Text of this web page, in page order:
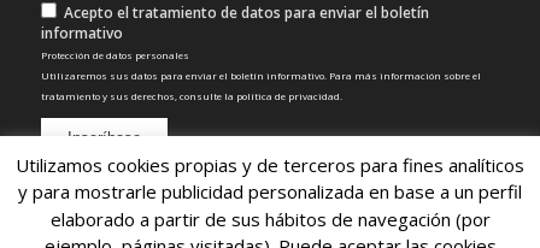
Acepto el tratamiento de datos para enviar el boletín
informativo
Protección de datos personales
Utilizaremos sus datos para enviar el boletín informativo. Para más información sobre el
tratamiento y sus derechos, consulte la política de privacidad
Utilizamos cookies propias y de terceros para fines analíticos
y para mostrarle publicidad personalizada en base a un perfil
elaborado a partir de sus hábitos de navegación (por